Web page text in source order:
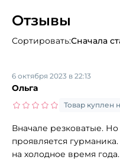
Отзывы
Сортировать:Сначала
Ольга
6 октября 2023 в 22:13
Товар куплен
Вначале резковатые.
проявляется
на холодное время года.